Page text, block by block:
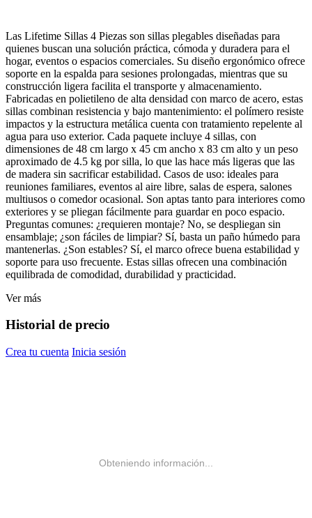
Las Lifetime Sillas 4 Piezas son sillas plegables diseñadas para
quienes buscan una solución práctica, cómoda y duradera para el
hogar, eventos o espacios comerciales. Su diseño ergonómico ofrece
soporte en la espalda para sesiones prolongadas, mientras que su
construcción ligera facilita el transporte y almacenamiento.
Fabricadas en polietileno de alta densidad con marco de acero, estas
sillas combinan resistencia y bajo mantenimiento: el polímero resiste
impactos y la estructura metálica cuenta con tratamiento repelente al
agua para uso exterior. Cada paquete incluye 4 sillas, con
dimensiones de 48 cm largo x 45 cm ancho x 83 cm alto y un peso
aproximado de 4.5 kg por silla, lo que las hace más ligeras que las
de madera sin sacrificar estabilidad. Casos de uso: ideales para
reuniones familiares, eventos al aire libre, salas de espera, salones
multiusos o comedor ocasional. Son aptas tanto para interiores como
exteriores y se pliegan fácilmente para guardar en poco espacio.
Preguntas comunes: ¿requieren montaje? No, se despliegan sin
ensamblaje; ¿son fáciles de limpiar? Sí, basta un paño húmedo para
mantenerlas. ¿Son estables? Sí, el marco ofrece buena estabilidad y
soporte para uso frecuente. Estas sillas ofrecen una combinación
equilibrada de comodidad, durabilidad y practicidad.
Ver más
Historial de precio
Crea tu cuenta Inicia sesión
Obteniendo información...